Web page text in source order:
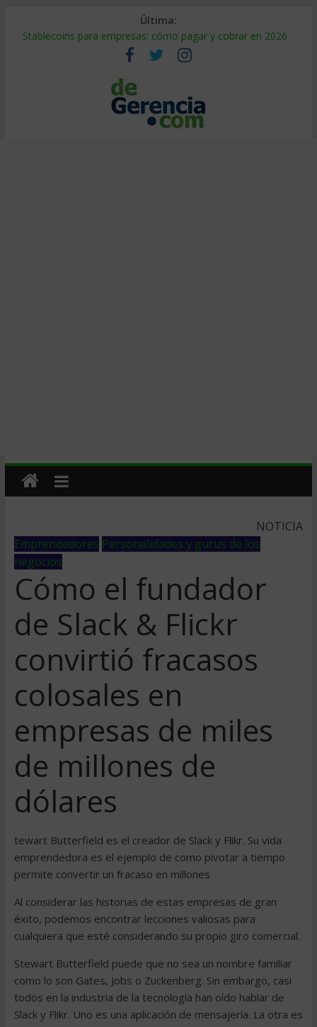
Última:
Stablecoins para empresas: cómo pagar y cobrar en 2026
Despido silencioso: qué es y por qué sale tan caro
IA en selección de personal: cómo auditarla a tiempo
Trabajo forzoso en la cadena de suministro: qué hacer
Mercado hispano de EE. UU.: cómo segmentarlo y venderle
NOTICIA
Emprendedores Personalidades y gurus de los
negocios
Cómo el fundador
de Slack & Flickr
convirtió fracasos
colosales en
empresas de miles
de millones de
dólares
tewart Butterfield es el creador de Slack y Flikr. Su vida
emprendedora es el ejemplo de como pivotar a tiempo
permite convertir un fracaso en millones
Al considerar las historias de estas empresas de gran
éxito, podemos encontrar lecciones valiosas para
cualquiera que esté considerando su propio giro comercial.
Stewart Butterfield puede que no sea un nombre familiar
como lo son Gates, Jobs o Zuckenberg. Sin embargo, casi
todos en la industria de la tecnología han oído hablar de
Slack y Flikr. Uno es una aplicación de mensajería. La otra es